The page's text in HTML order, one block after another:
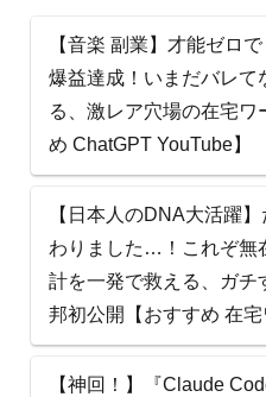
【音楽 副業】才能ゼロ
爆益達成！いまだバレて
る、激レア穴場の在宅ワ
め ChatGPT YouTube】
【日本人のDNA大活躍
わりました…！これぞ無
計を一発で救える、ガチ
邦初公開【おすすめ 在宅
【神回！】『Claude